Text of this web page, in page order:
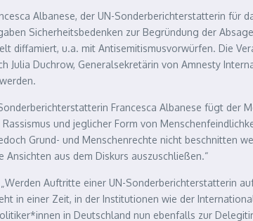
Albanese, der UN-Sonderberichterstatterin für
Sicherheitsbedenken zur Begründung der
diffamiert, u.a. mit Antisemitismusvorwürfen. Die
Julia Duchrow, Generalsekretärin von Amnesty
Francesca Albanese fügt der
und jeglicher Form von
Grund- und Menschenrechte nicht beschnitten
aus dem Diskurs auszuschließen.“
Auftritte einer UN-Sonderberichterstatterin
in einer Zeit, in der Institutionen wie der
in Deutschland nun ebenfalls zur